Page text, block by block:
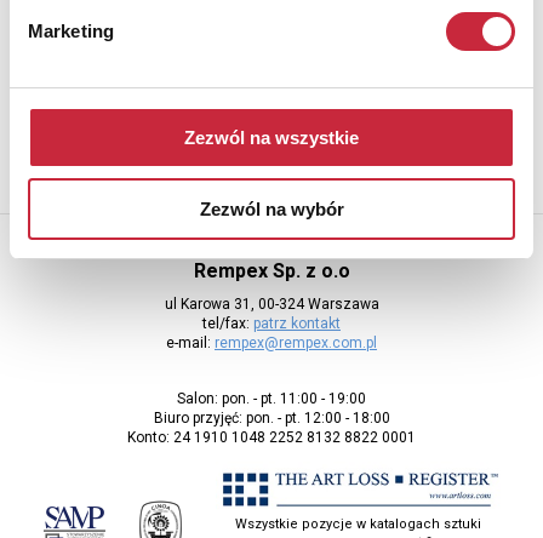
Marketing
Zezwól na wszystkie
Zezwól na wybór
Aby otrzymywać informacje o nowych aukcjach, prosimy podać
Rempex Sp. z o.o
ul Karowa 31, 00-324 Warszawa
tel/fax: patrz kontakt
e-mail: rempex@rempex.com.pl
Salon: pon. - pt. 11:00 - 19:00
Biuro przyjęć: pon. - pt. 12:00 - 18:00
Konto: 24 1910 1048 2252 8132 8822 0001
Wszystkie pozycje w katalogach sztuki